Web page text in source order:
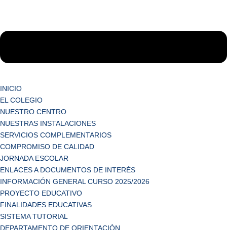
INICIO
EL COLEGIO
NUESTRO CENTRO
NUESTRAS INSTALACIONES
SERVICIOS COMPLEMENTARIOS
COMPROMISO DE CALIDAD
JORNADA ESCOLAR
ENLACES A DOCUMENTOS DE INTERÉS
INFORMACIÓN GENERAL CURSO 2025/2026
PROYECTO EDUCATIVO
FINALIDADES EDUCATIVAS
SISTEMA TUTORIAL
DEPARTAMENTO DE ORIENTACIÓN